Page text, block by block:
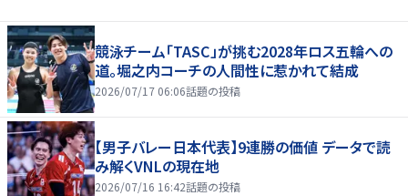
競泳チーム「TASC」が挑む2028年ロス五輪への
道。堀之内コーチの人間性に惹かれて結成
2026/07/17 06:06話題の投稿
【男子バレー日本代表】9連勝の価値 データで読
み解くVNLの現在地
2026/07/16 16:42話題の投稿